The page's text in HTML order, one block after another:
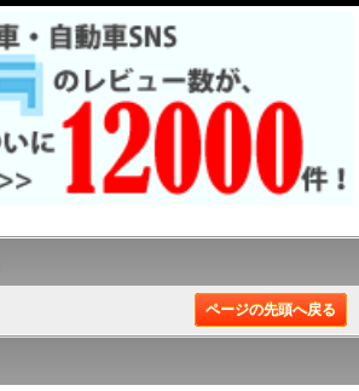
ページの先頭へ戻る